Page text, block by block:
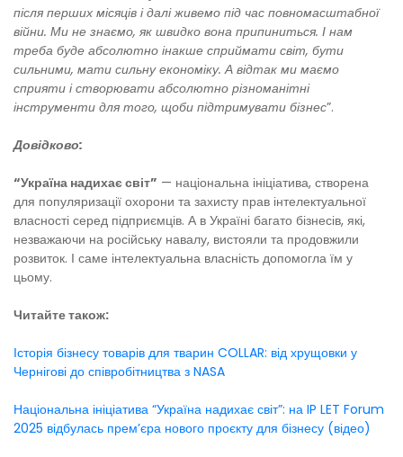
після перших місяців і далі живемо під час повномасштабної
війни. Ми не знаємо, як швидко вона припиниться. І нам
треба буде абсолютно інакше сприймати світ, бути
сильними, мати сильну економіку. А відтак ми маємо
сприяти і створювати абсолютно різноманітні
інструменти для того, щоби підтримувати бізнес”.
Довідково:
“Україна надихає світ” — національна ініціатива, створена
для популяризації охорони та захисту прав інтелектуальної
власності серед підприємців. А в Україні багато бізнесів, які,
незважаючи на російську навалу, вистояли та продовжили
розвиток. І саме інтелектуальна власність допомогла їм у
цьому.
Читайте також:
Історія бізнесу товарів для тварин COLLAR: від хрущовки у
Чернігові до співробітництва з NASA
Національна ініціатива “Україна надихає світ”: на IP LET Forum
2025 відбулась прем’єра нового проєкту для бізнесу (відео)